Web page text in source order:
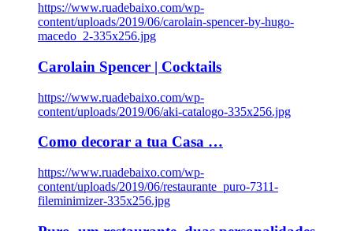
https://www.ruadebaixo.com/wp-
content/uploads/2019/06/carolain-spencer-by-hugo-
macedo_2-335x256.jpg
Carolain Spencer | Cocktails
https://www.ruadebaixo.com/wp-
content/uploads/2019/06/aki-catalogo-335x256.jpg
Como decorar a tua Casa …
https://www.ruadebaixo.com/wp-
content/uploads/2019/06/restaurante_puro-7311-
fileminimizer-335x256.jpg